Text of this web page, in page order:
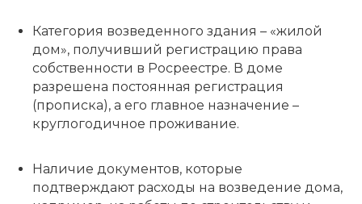
Категория возведенного здания – «жилой
дом», получивший регистрацию права
собственности в Росреестре. В доме
разрешена постоянная регистрация
(прописка), а его главное назначение –
круглогодичное проживание.
Наличие документов, которые
подтверждают расходы на возведение дома,